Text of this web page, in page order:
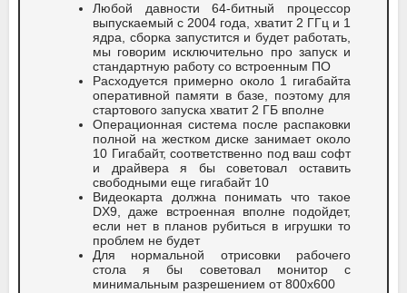
Любой давности 64-битный процессор
выпускаемый с 2004 года, хватит 2 ГГц и 1
ядра, сборка запустится и будет работать,
мы говорим исключительно про запуск и
стандартную работу со встроенным ПО
Расходуется примерно около 1 гигабайта
оперативной памяти в базе, поэтому для
стартового запуска хватит 2 ГБ вполне
Операционная система после распаковки
полной на жестком диске занимает около
10 Гигабайт, соответственно под ваш софт
и драйвера я бы советовал оставить
свободными еще гигабайт 10
Видеокарта должна понимать что такое
DX9, даже встроенная вполне подойдет,
если нет в планов рубиться в игрушки то
проблем не будет
Для нормальной отрисовки рабочего
стола я бы советовал монитор с
минимальным разрешением от 800х600